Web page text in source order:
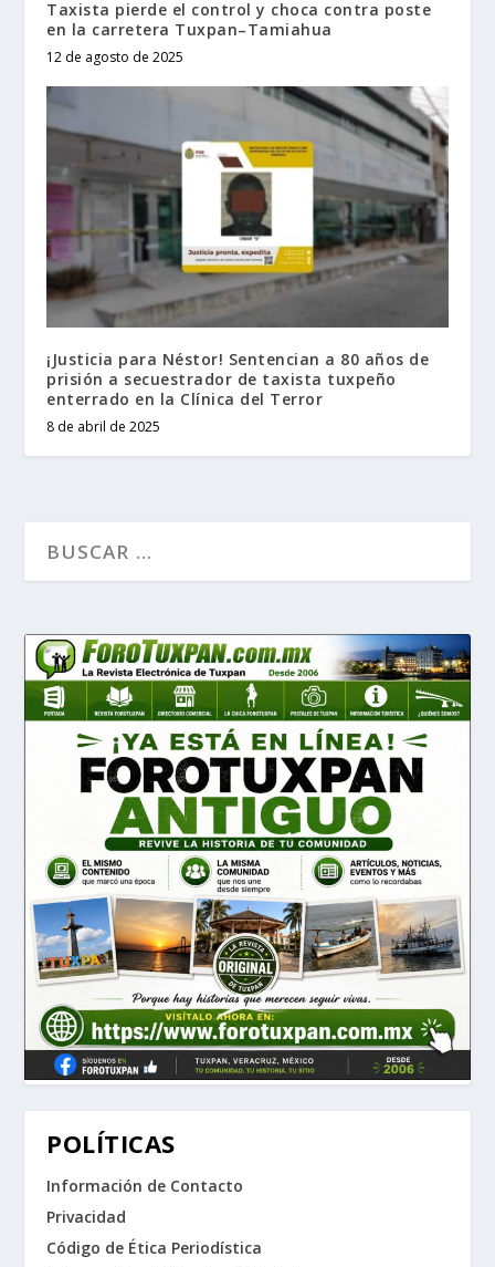
Taxista pierde el control y choca contra poste
en la carretera Tuxpan–Tamiahua
12 de agosto de 2025
¡Justicia para Néstor! Sentencian a 80 años de
prisión a secuestrador de taxista tuxpeño
enterrado en la Clínica del Terror
8 de abril de 2025
POLÍTICAS
Información de Contacto
Privacidad
Código de Ética Periodística